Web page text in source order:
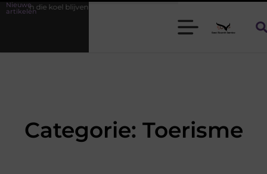
Nieuwe
artikelen
die koel blijven
Categorie: Toerisme